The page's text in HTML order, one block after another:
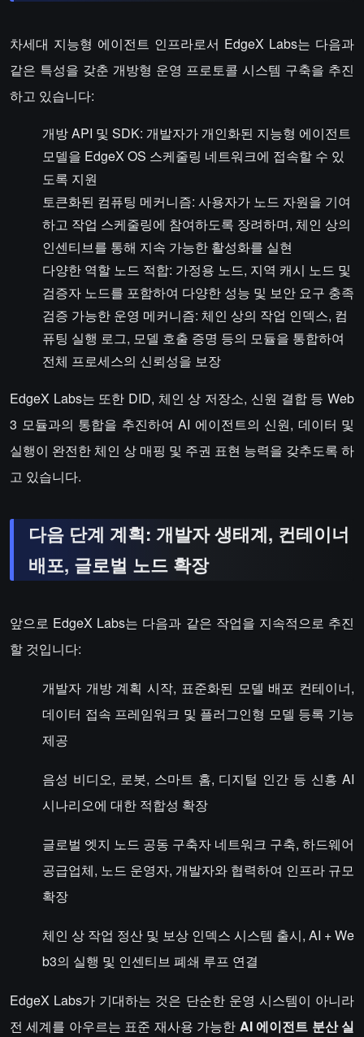
차세대 지능형 에이전트 인프라로서 EdgeX Labs는 다음과
같은 특성을 갖춘 개방형 운영 프로토콜 시스템 구축을 추진
하고 있습니다:
개방 API 및 SDK: 개발자가 개인화된 지능형 에이전트
모델을 EdgeX OS 스케줄링 네트워크에 접속할 수 있
도록 지원
토큰화된 컴퓨팅 메커니즘: 사용자가 노드 자원을 기여
하고 작업 스케줄링에 참여하도록 장려하며, 체인 상의
인센티브를 통해 지속 가능한 활성화를 실현
다양한 역할 노드 적합: 가정용 노드, 지역 캐시 노드 및
검증자 노드를 포함하여 다양한 성능 및 보안 요구 충족
검증 가능한 운영 메커니즘: 체인 상의 작업 인덱스, 컴
퓨팅 실행 로그, 모델 호출 증명 등의 모듈을 통합하여
전체 프로세스의 신뢰성을 보장
EdgeX Labs는 또한 DID, 체인 상 저장소, 신원 결합 등 Web
3 모듈과의 통합을 추진하여 AI 에이전트의 신원, 데이터 및
실행이 완전한 체인 상 매핑 및 주권 표현 능력을 갖추도록 하
고 있습니다.
다음 단계 계획: 개발자 생태계, 컨테이너
배포, 글로벌 노드 확장
앞으로 EdgeX Labs는 다음과 같은 작업을 지속적으로 추진
할 것입니다:
개발자 개방 계획 시작, 표준화된 모델 배포 컨테이너,
데이터 접속 프레임워크 및 플러그인형 모델 등록 기능
제공
음성 비디오, 로봇, 스마트 홈, 디지털 인간 등 신흥 AI
시나리오에 대한 적합성 확장
글로벌 엣지 노드 공동 구축자 네트워크 구축, 하드웨어
공급업체, 노드 운영자, 개발자와 협력하여 인프라 규모
확장
체인 상 작업 정산 및 보상 인덱스 시스템 출시, AI + We
b3의 실행 및 인센티브 폐쇄 루프 연결
EdgeX Labs가 기대하는 것은 단순한 운영 시스템이 아니라
전 세계를 아우르는 표준 재사용 가능한 AI 에이전트 분산 실